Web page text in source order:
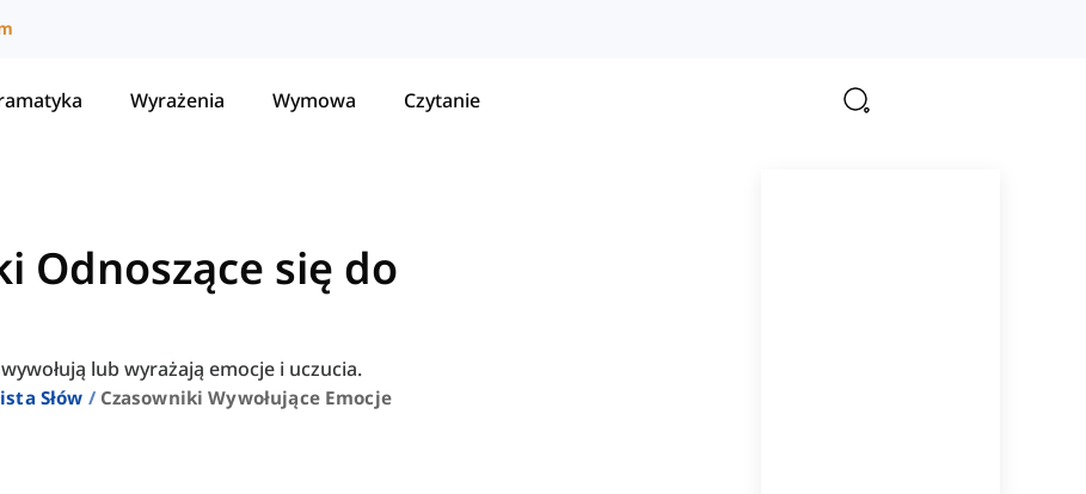
Wyrażenia Wymowa Czytanie
Odnoszące się do
lub wyrażają emocje i uczucia.
Słów Czasowniki Wywołujące Emocje